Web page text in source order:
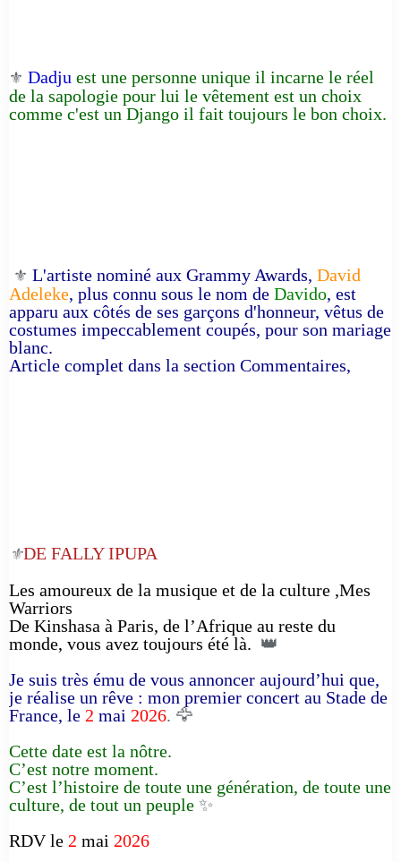
⚜️ Dadju est une personne unique il incarne le réel
de la sapologie pour lui le vêtement est un choix
comme c'est un Django il fait toujours le bon choix.
⚜️ L'artiste nominé aux Grammy Awards, David
Adeleke, plus connu sous le nom de Davido, est
apparu aux côtés de ses garçons d'honneur, vêtus de
costumes impeccablement coupés, pour son mariage
blanc.
Article complet dans la section Commentaires,
⚜️DE FALLY IPUPA
Les amoureux de la musique et de la culture ,Mes
Warriors
De Kinshasa à Paris, de l’Afrique au reste du
monde, vous avez toujours été là. 👑
Je suis très ému de vous annoncer aujourd’hui que,
je réalise un rêve : mon premier concert au Stade de
France, le 2 mai 2026. 🦅
Cette date est la nôtre.
C’est notre moment.
C’est l’histoire de toute une génération, de toute une
culture, de tout un peuple ✨
RDV le 2 mai 2026